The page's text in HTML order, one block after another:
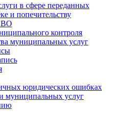
в сфере переданных
и попечительству
контроля
муниципальных услуг
юридических ошибках
муниципальных услуг